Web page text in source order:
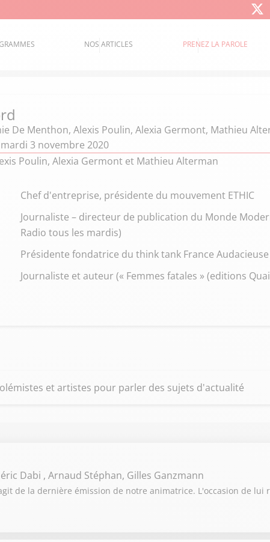
NOS ARTICLES PRENEZ LA PAROLE
De Menthon, Alexis Poulin, Alexia Germont, Mathieu
3 novembre 2020
Poulin, Alexia Germont et Mathieu Alterman
Chef d'entreprise, présidente du mouvement ETHIC
Journaliste – directeur de publication du Monde
Radio tous les mardis)
Présidente fondatrice du think tank France Audacieuse
Journaliste et auteur (« Femmes fatales » (editions
et artistes pour parler des sujets d'actualité
Dabi , Arnaud Stéphan, Gilles Ganzmann
de la dernière émission de notre animatrice. L'occasion de lui